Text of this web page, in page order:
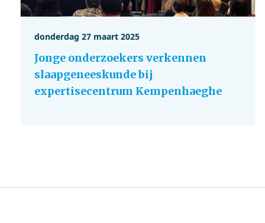
donderdag 27 maart 2025
Jonge onderzoekers verkennen
slaapgeneeskunde bij
expertisecentrum Kempenhaeghe